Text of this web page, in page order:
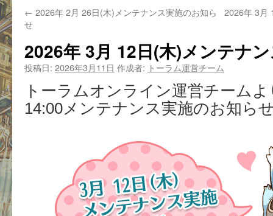
← 2026年 2月 26日(木)メンテナンス実施のお知ら
せ
2026年 3月
2026年 3月 12日(木)メンテナ
投稿日: 2026年3月11日 作成者: トーラム運営チーム
トーラムオンライン運営チーム
14:00メンテナンス実施のお知ら